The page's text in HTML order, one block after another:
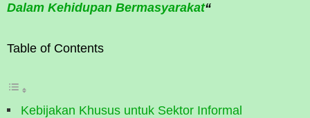
Dalam Kehidupan Bermasyarakat“
Table of Contents
Kebijakan Khusus untuk Sektor Informal